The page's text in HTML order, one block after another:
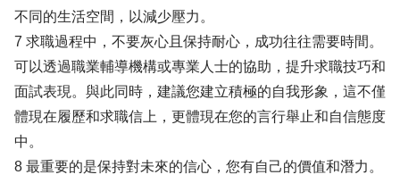
不同的生活空間，以減少壓力。
7 求職過程中，不要灰心且保持耐心，成功往往需要時間。
可以透過職業輔導機構或專業人士的協助，提升求職技巧和
面試表現。與此同時，建議您建立積極的自我形象，這不僅
體現在履歷和求職信上，更體現在您的言行舉止和自信態度
中。
8 最重要的是保持對未來的信心，您有自己的價值和潛力。